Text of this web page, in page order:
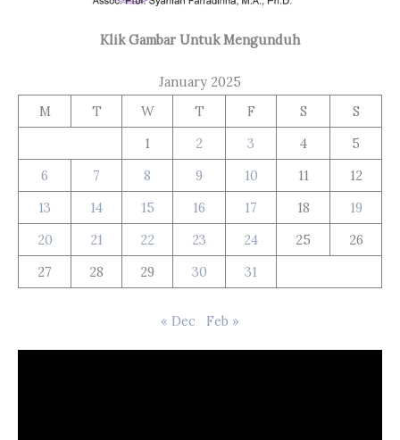
Klik Gambar Untuk Mengunduh
January 2025
M
T W T F S
S
1
2 3 4
5
6
7 8 9 10 11
12
13
14 15 16 17 18
19
20
21 22 23 24 25
26
27
28 29 30 31
« Dec Feb »